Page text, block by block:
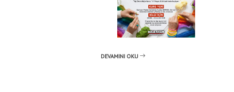
DEVAMINI OKU